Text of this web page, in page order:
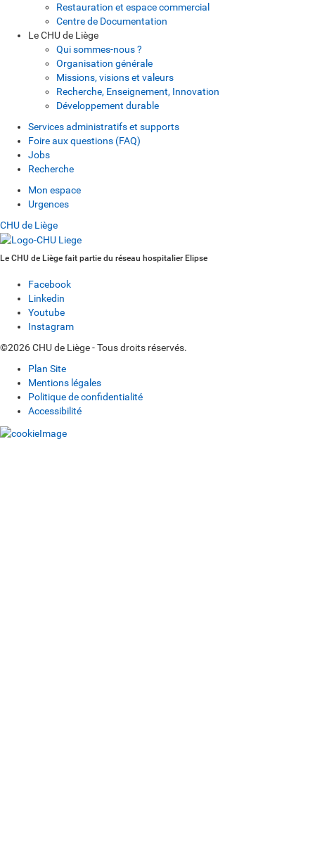
Restauration et espace commercial
Centre de Documentation
Le CHU de Liège
Qui sommes-nous ?
Organisation générale
Missions, visions et valeurs
Recherche, Enseignement, Innovation
Développement durable
Services administratifs et supports
Foire aux questions (FAQ)
Jobs
Recherche
Mon espace
Urgences
CHU de Liège
Le CHU de Liège fait partie du réseau hospitalier Elipse
Facebook
Linkedin
Youtube
Instagram
©2026 CHU de Liège - Tous droits réservés.
Plan Site
Mentions légales
Politique de confidentialité
Accessibilité